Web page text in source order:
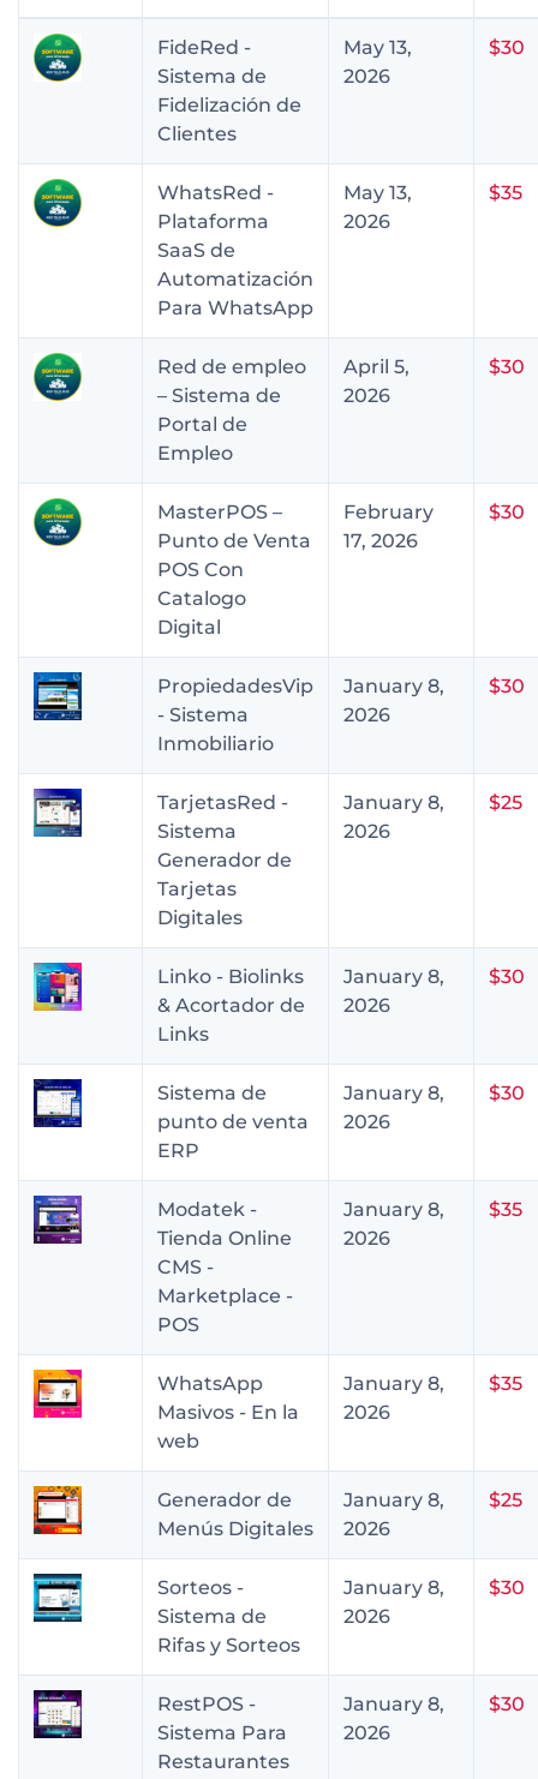
FideRed -
Sistema de
Fidelización de
Clientes
May 13,
2026
$30
WhatsRed -
Plataforma
SaaS de
Automatización
Para WhatsApp
May 13,
2026
$35
Red de empleo
– Sistema de
Portal de
Empleo
April 5,
2026
$30
MasterPOS –
Punto de Venta
POS Con
Catalogo
Digital
February
17, 2026
$30
PropiedadesVip
- Sistema
Inmobiliario
January 8,
2026
$30
TarjetasRed -
Sistema
Generador de
Tarjetas
Digitales
January 8,
2026
$25
Linko - Biolinks
& Acortador de
Links
January 8,
2026
$30
Sistema de
punto de venta
ERP
January 8,
2026
$30
Modatek -
Tienda Online
CMS -
Marketplace -
POS
January 8,
2026
$35
WhatsApp
Masivos - En la
web
January 8,
2026
$35
Generador de
Menús Digitales
January 8,
2026
$25
Sorteos -
Sistema de
Rifas y Sorteos
January 8,
2026
$30
RestPOS -
Sistema Para
Restaurantes
January 8,
2026
$30